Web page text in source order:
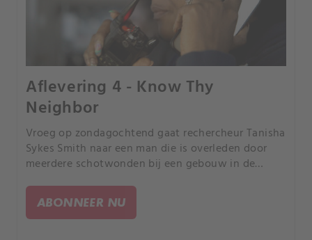
Aflevering 4 - Know Thy
Neighbor
Vroeg op zondagochtend gaat rechercheur Tanisha
Sykes Smith naar een man die is overleden door
meerdere schotwonden bij een gebouw in de
ABONNEER NU